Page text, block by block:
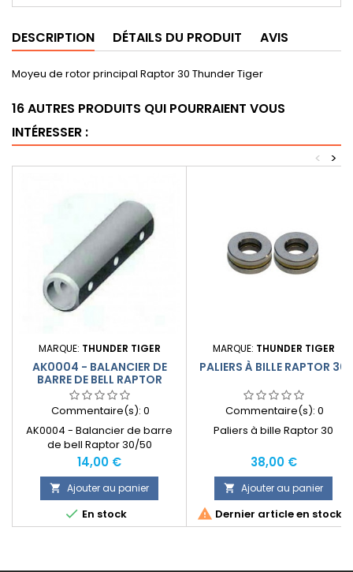
DESCRIPTION DÉTAILS DU PRODUIT AVIS
Moyeu de rotor principal Raptor 30 Thunder Tiger
16 AUTRES PRODUITS QUI POURRAIENT VOUS
INTÉRESSER :
>
<
MARQUE: THUNDER TIGER
AK0004 - BALANCIER DE
BARRE DE BELL RAPTOR
30/50
Commentaire(s): 0
AK0004 - Balancier de barre
de bell Raptor 30/50
Prix
14,00 €
 Ajouter au panier
 En stock
MARQUE: THUNDER TIGER
PALIERS À BILLE RAPTOR 30
Commentaire(s): 0
Paliers à bille Raptor 30
Prix
38,00 €
 Ajouter au panier
 Dernier article en stock